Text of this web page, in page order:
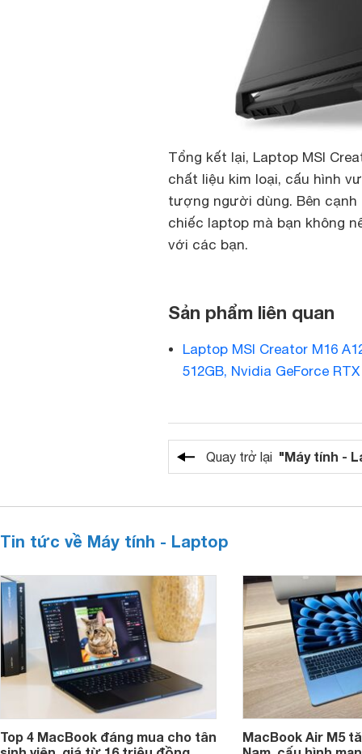
Tổng kết lại, Laptop MSI
chất liệu kim loại, cấu hình
tượng người dùng. Bên
chiếc laptop mà bạn không
với các bạn.
Sản phẩm liên quan
Laptop MSI Creator M16
512GB, Nvidia GeForce
Quay trở lại "Máy tính -
Tin tức về Máy tính - Laptop
Top 4 MacBook đáng mua cho tân
MacBook Air M5